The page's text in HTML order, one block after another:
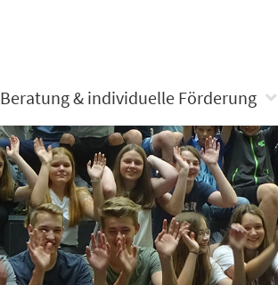
Beratung & individuelle Förderung